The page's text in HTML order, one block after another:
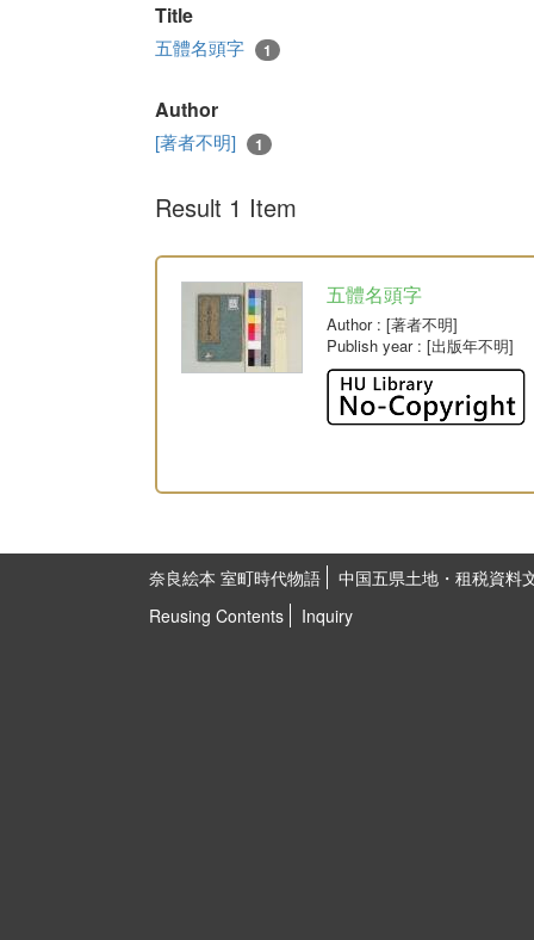
Title
五體名頭字 1
Author
[著者不明] 1
Result 1 Item
五體名頭字
Author: [著者不明]
Publish year: [出版年不明]
奈良絵本 室町時代物語
中国五県土地・租税資料
Reusing Contents
Inquiry